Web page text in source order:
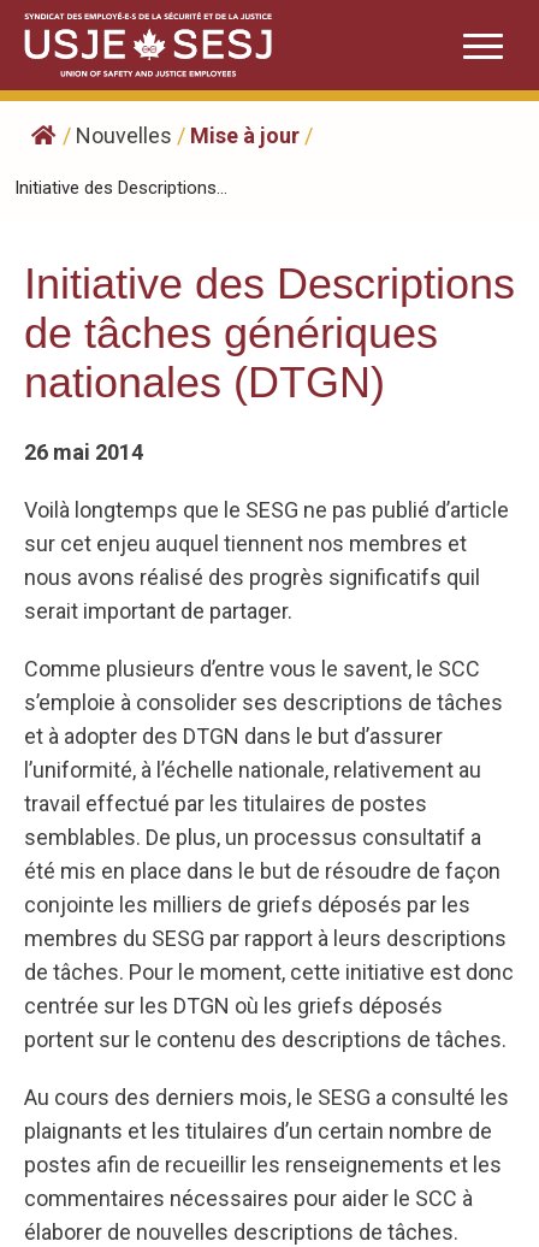
Skip
content
/ Nouvelles / Mise à jour /
Initiative des Descriptions...
Initiative des Descriptions
de tâches génériques
nationales (DTGN)
26 mai 2014
Voilà longtemps que le SESG ne pas publié d’article
sur cet enjeu auquel tiennent nos membres et
nous avons réalisé des progrès significatifs quil
serait important de partager.
Comme plusieurs d’entre vous le savent, le SCC
s’emploie à consolider ses descriptions de tâches
et à adopter des DTGN dans le but d’assurer
l’uniformité, à l’échelle nationale, relativement au
travail effectué par les titulaires de postes
semblables. De plus, un processus consultatif a
été mis en place dans le but de résoudre de façon
conjointe les milliers de griefs déposés par les
membres du SESG par rapport à leurs descriptions
de tâches. Pour le moment, cette initiative est donc
centrée sur les DTGN où les griefs déposés
portent sur le contenu des descriptions de tâches.
Au cours des derniers mois, le SESG a consulté les
plaignants et les titulaires d’un certain nombre de
postes afin de recueillir les renseignements et les
commentaires nécessaires pour aider le SCC à
élaborer de nouvelles descriptions de tâches.